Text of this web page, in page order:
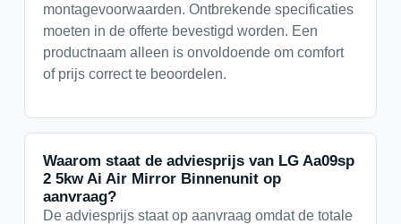
montagevoorwaarden. Ontbrekende specificaties
moeten in de offerte bevestigd worden. Een
productnaam alleen is onvoldoende om comfort
of prijs correct te beoordelen.
Waarom staat de adviesprijs van LG Aa09sp
2 5kw Ai Air Mirror Binnenunit op
aanvraag?
De adviesprijs staat op aanvraag omdat de totale